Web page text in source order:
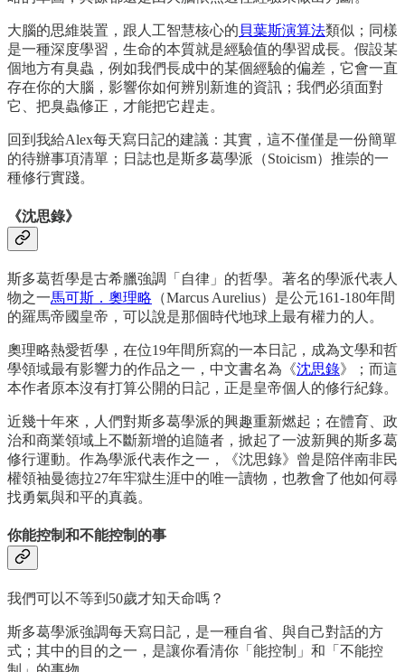
大腦的思維裝置，跟人工智慧核心的 貝葉斯演算法類似；同樣
是一種深度學習，生命的本質就是經驗值的學習成長。假設某
個地方有臭蟲，例如我們長成中的某個經驗的偏差，它會一直
存在你的大腦，影響你如何辨別新進的資訊；我們必須面對
它、把臭蟲修正，才能把它趕走。
回到我給Alex每天寫日記的建議：其實，這不僅僅是一份簡單
的待辦事項清單；日誌也是斯多葛學派（Stoicism）推崇的一
種修行實踐。
《沈思錄》
斯多葛哲學是古希臘強調「自律」的哲學。著名的學派代表人
物之一馬可斯．奧理略 （Marcus Aurelius）是公元161-180年間
的羅馬帝國皇帝，可以說是那個時代地球上最有權力的人。
奧理略熱愛哲學，在位19年間所寫的一本日記，成為文學和哲
學領域最有影響力的作品之一，中文書名為《沈思錄》；而這
本作者原本沒有打算公開的日記，正是皇帝個人的修行紀錄。
近幾十年來，人們對斯多葛學派的興趣重新燃起；在體育、政
治和商業領域上不斷新增的追隨者，掀起了一波新興的斯多葛
修行運動。作為學派代表作之一，《沈思錄》曾是陪伴南非民
權領袖曼德拉27年牢獄生涯中的唯一讀物，也教會了他如何尋
找勇氣與和平的真義。
你能控制和不能控制的事
我們可以不等到50歲才知天命嗎？
斯多葛學派強調每天寫日記，是一種自省、與自己對話的方
式；其中的目的之一，是讓你看清你「能控制」和「不能控